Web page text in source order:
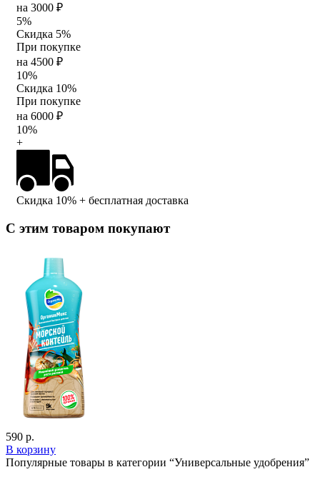
на 3000 ₽
5%
Скидка 5%
При покупке
на 4500 ₽
10%
Скидка 10%
При покупке
на 6000 ₽
10%
+
Скидка 10% + бесплатная доставка
С этим товаром покупают
590 р.
В корзину
Популярные товары в категории “Универсальные удобрения”